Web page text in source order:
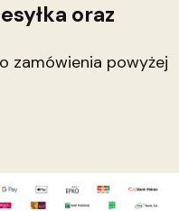
oraz
zamówienia powyżej